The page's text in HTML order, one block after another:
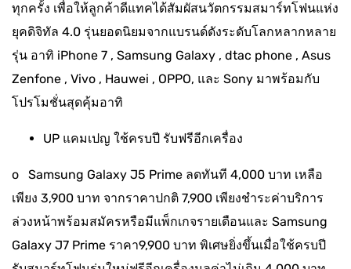
ทุกครั้ง เพื่อให้ลูกค้าดีแทคได้สัมผัสนวัตกรรมสมาร์ทโฟนแห่ง
ยุคดิจิทัล 4.0 รุ่นยอดนิยมจากแบรนด์ดังระดับโลกหลากหลาย
รุ่น อาทิ iPhone 7 , Samsung Galaxy , dtac phone , Asus
Zenfone , Vivo , Hauwei , OPPO, และ Sony มาพร้อมกับ
โปรโมชั่นสุดคุ้มอาทิ
UP แคมเปญ ใช้ครบปี รับฟรีอีกเครื่อง
o Samsung Galaxy J5 Prime ลดทันที 4,000 บาท เหลือ
เพียง 3,900 บาท จากราคาปกติ 7,900 เพียงชำระค่าบริการ
ล่วงหน้าพร้อมสมัครหรือมีแพ็กเกจรายเดือนและ Samsung
Galaxy J7 Prime ราคา9,900 บาท พิเศษยิ่งขึ้นเมื่อใช้ครบปี